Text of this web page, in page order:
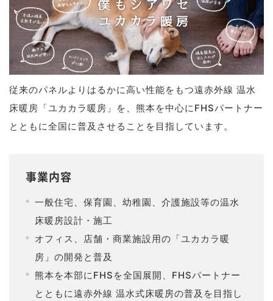
従来のパネルよりはるかに高い性能をもつ遠赤外線 温水
床暖房「ユカカラ暖房」を、熊本を中心にFHSパートナー
とともに全国に普及させることを目指しています。
事業内容
一般住宅、保育園、幼稚園、介護施設等の温水
床暖房設計・施工
オフィス、店舗・商業施設用の「ユカカラ暖
房」の開発と普及
熊本を本部にFHSを全国展開、FHSパートナー
とともに遠赤外線 温水式床暖房の普及を目指し